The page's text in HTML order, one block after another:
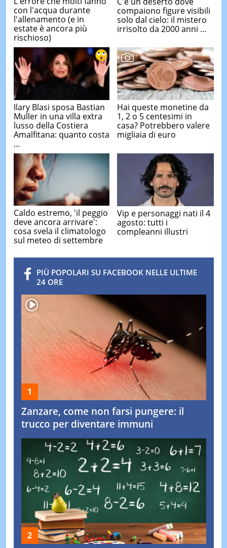
con l'acqua durante
l'allenamento (e in
estate è ancora più
rischioso)
compaiono figure visibili
solo dal cielo: il mistero
irrisolto da 2000 anni ...
Ilary Blasi sposa Bastian
Muller in una villa extra
lusso della Costiera
Amalfitana: quanto costa
...
Hai queste monetine da
1, 2 o 5 centesimi in
casa? Potrebbero valere
migliaia di euro
Caldo estremo, 'il peggio
deve ancora arrivare':
cosa svela il climatologo
sul meteo di settembre
Vip e personaggi nati il 4
agosto: tutti i
compleanni illustri
PIÙ POPOLARI SU FACEBOOK NELLE ULTIME
24 ORE
Zanzare, come non farsi pungere: il
trucco per diventare immuni